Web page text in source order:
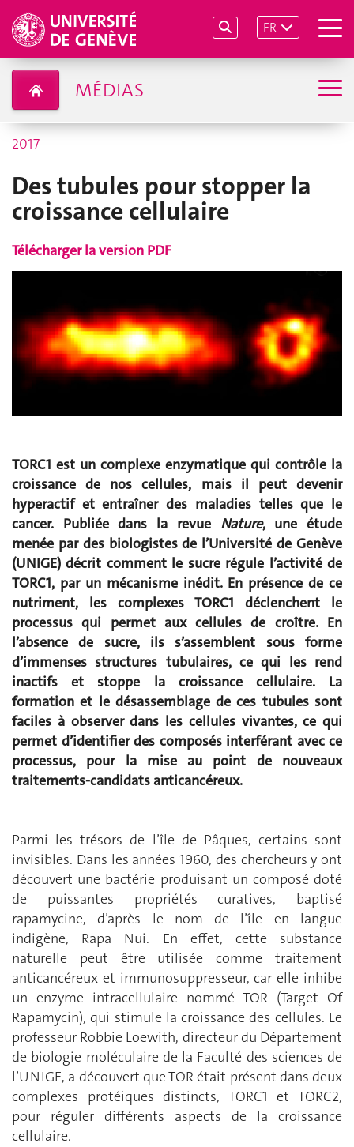
FR
MÉDIAS
2017
Des tubules pour stopper la
croissance cellulaire
Télécharger la version PDF
TORC1 est un complexe enzymatique qui contrôle la
croissance de nos cellules, mais il peut devenir
hyperactif et entraîner des maladies telles que le
cancer. Publiée dans la revue Nature, une étude
menée par des biologistes de l’Université de Genève
(UNIGE) décrit comment le sucre régule l’activité de
TORC1, par un mécanisme inédit. En présence de ce
nutriment, les complexes TORC1 déclenchent le
processus qui permet aux cellules de croître. En
l’absence de sucre, ils s’assemblent sous forme
d’immenses structures tubulaires, ce qui les rend
inactifs et stoppe la croissance cellulaire. La
formation et le désassemblage de ces tubules sont
faciles à observer dans les cellules vivantes, ce qui
permet d’identifier des composés interférant avec ce
processus, pour la mise au point de nouveaux
traitements-candidats anticancéreux.
Parmi les trésors de l’île de Pâques, certains sont
invisibles. Dans les années 1960, des chercheurs y ont
découvert une bactérie produisant un composé doté
de puissantes propriétés curatives, baptisé
rapamycine, d’après le nom de l’île en langue
indigène, Rapa Nui. En effet, cette substance
naturelle peut être utilisée comme traitement
anticancéreux et immunosuppresseur, car elle inhibe
un enzyme intracellulaire nommé TOR (Target Of
Rapamycin), qui stimule la croissance des cellules. Le
professeur Robbie Loewith, directeur du Département
de biologie moléculaire de la Faculté des sciences de
l’UNIGE, a découvert que TOR était présent dans deux
complexes protéiques distincts, TORC1 et TORC2,
pour réguler différents aspects de la croissance
cellulaire.